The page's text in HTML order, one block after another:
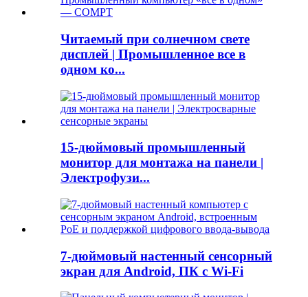
Читаемый при солнечном свете
дисплей | Промышленное все в
одном ко...
15-дюймовый промышленный
монитор для монтажа на панели |
Электрофузи...
7-дюймовый настенный сенсорный
экран для Android, ПК с Wi-Fi